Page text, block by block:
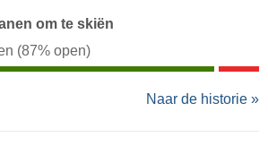
om te skiën
(87% open)
Naar de historie »